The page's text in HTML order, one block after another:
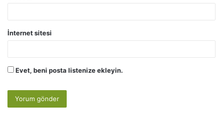
İnternet sitesi
Evet, beni posta listenize ekleyin.